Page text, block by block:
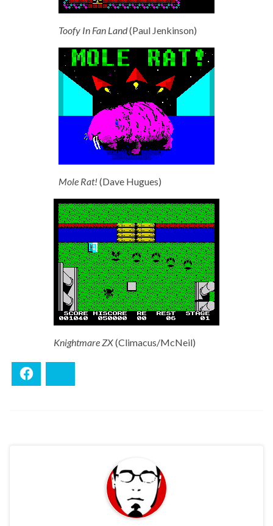
Toofy In Fan Land(Paul Jenkinson)
Mole Rat! (Dave Hugues)
Knightmare ZX(Climacus/McNeil)